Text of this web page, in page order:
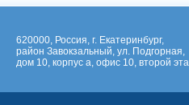
620000, Россия, г. Екатеринбург,
район Завокзальный, ул. Подгорная,
дом 10, корпус а, офис 10, второй